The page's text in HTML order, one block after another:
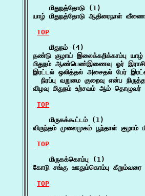
    மிதுநத்தோடு (1)
யாழ் மிதுநத்தோடு ஆதிரைநாள்
TOP
    மிதுநம் (4)
தண்டு குழாய் இலைக்கறிக்காம்பு
மிதுநம் ஆண்பெண்இணைவு ஓர்
இரட்டல் ஒலித்தல் அசைதல் பேர்
நிரப்பு வறுமை குறைவு என்ப
விழவு மிதுநம் உற்சவம் ஆம்
TOP
    மிருகக்கூட்டம் (1)
விருந்தம் முலைமுகம் பூந்தாள்
TOP
    மிருகக்கொம்பு (1)
கோடு சங்கு ஊதும்கொம்பு
TOP